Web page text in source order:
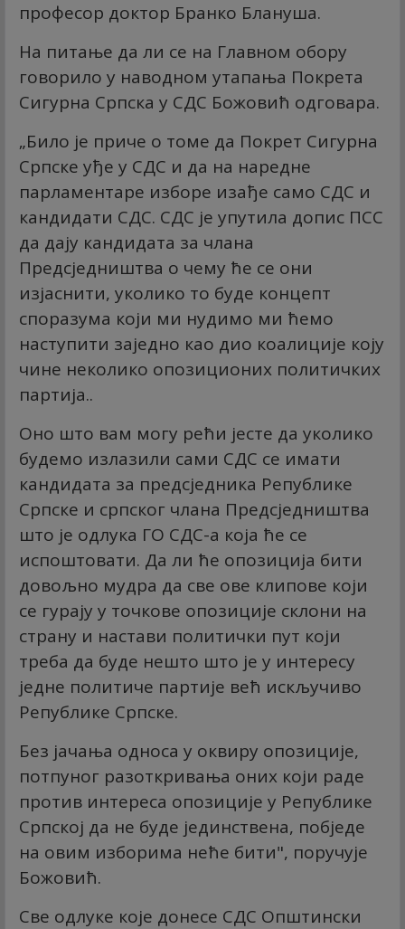
професор доктор Бранко Блануша.
На питање да ли се на Главном обору
говорило у наводном утапања Покрета
Сигурна Српска у СДС Божовић одговара.
„Било је приче о томе да Покрет Сигурна
Српске уђе у СДС и да на наредне
парламентаре изборе изађе само СДС и
кандидати СДС. СДС је упутила допис ПСС
да дају кандидата за члана
Предсједништва о чему ће се они
изјаснити, уколико то буде концепт
споразума који ми нудимо ми ћемо
наступити заједно као дио коалиције коју
чине неколико опозиционих политичких
партија..
Оно што вам могу рећи јесте да уколико
будемо излазили сами СДС се имати
кандидата за предсједника Републике
Српске и српског члана Предсједништва
што је одлука ГО СДС-а која ће се
испоштовати. Да ли ће опозиција бити
довољно мудра да све ове клипове који
се гурају у точкове опозиције склони на
страну и настави политички пут који
треба да буде нешто што је у интересу
једне политиче партије већ искључиво
Републике Српске.
Без јачања односа у оквиру опозиције,
потпуног разоткривања оних који раде
против интереса опозиције у Републике
Српској да не буде јединствена, побједе
на овим изборима неће бити", поручује
Божовић.
Све одлуке које донесе СДС Општински